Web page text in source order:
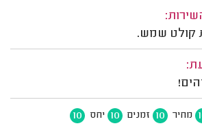
קולט שמש.
מחיר 10 זמנים 10 יחס 10